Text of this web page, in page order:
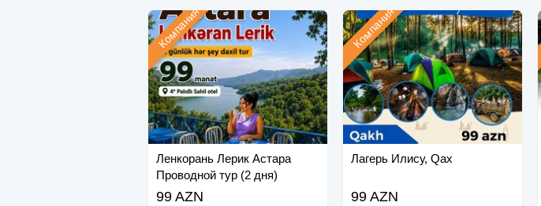
Ленкорань Лерик Астара
Проводной тур (2 дня)
Компания
99 AZN
Лагерь Илису, Qax
Компания
99 AZN